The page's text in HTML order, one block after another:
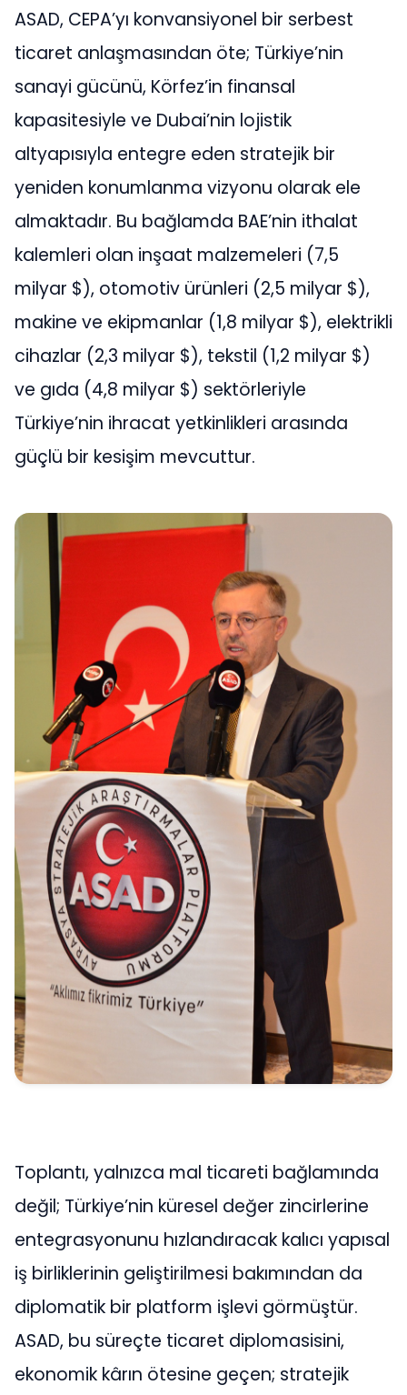
ASAD, CEPA’yı konvansiyonel bir serbest
ticaret anlaşmasından öte; Türkiye’nin
sanayi gücünü, Körfez’in finansal
kapasitesiyle ve Dubai’nin lojistik
altyapısıyla entegre eden stratejik bir
yeniden konumlanma vizyonu olarak ele
almaktadır. Bu bağlamda BAE’nin ithalat
kalemleri olan inşaat malzemeleri (7,5
milyar $), otomotiv ürünleri (2,5 milyar $),
makine ve ekipmanlar (1,8 milyar $), elektrikli
cihazlar (2,3 milyar $), tekstil (1,2 milyar $)
ve gıda (4,8 milyar $) sektörleriyle
Türkiye’nin ihracat yetkinlikleri arasında
güçlü bir kesişim mevcuttur.
Toplantı, yalnızca mal ticareti bağlamında
değil; Türkiye’nin küresel değer zincirlerine
entegrasyonunu hızlandıracak kalıcı yapısal
iş birliklerinin geliştirilmesi bakımından da
diplomatik bir platform işlevi görmüştür.
ASAD, bu süreçte ticaret diplomasisini,
ekonomik kârın ötesine geçen; stratejik